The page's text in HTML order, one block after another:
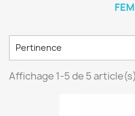
Pertinence
Affichage 1-5 de 5 article(s)